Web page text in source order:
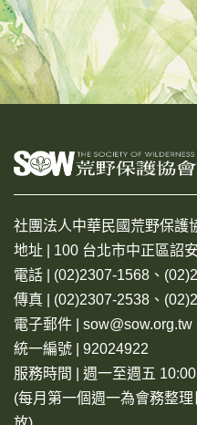
社團法人中華民國荒野保護
地址 | 100 台北市中正區詔
電話 | (02)2307-1568、
傳真 | (02)2307-2538、
電子郵件 | sow@sow.org.tw
統一編號 | 92024922
服務時間 | 週一至週五
(每月第一個週一為會務整